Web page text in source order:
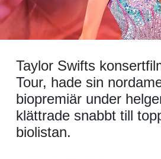
Taylor Swifts
Tour, hade sin
biopremiär under
klättrade snabbt till
biolistan.